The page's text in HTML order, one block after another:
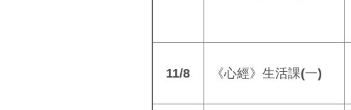
11/8 《心經》生活課(一)